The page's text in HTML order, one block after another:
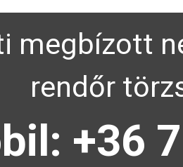
megbízott
rendőr
+36